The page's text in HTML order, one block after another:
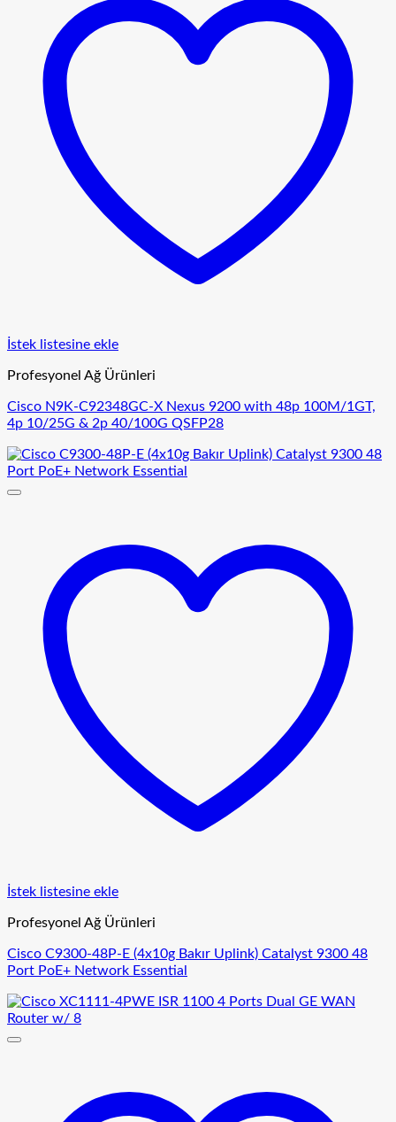
İstek listesine ekle
Profesyonel Ağ Ürünleri
Cisco N9K-C92348GC-X Nexus 9200 with 48p 100M/1GT,
4p 10/25G & 2p 40/100G QSFP28
İstek listesine ekle
Profesyonel Ağ Ürünleri
Cisco C9300-48P-E (4x10g Bakır Uplink) Catalyst 9300 48
Port PoE+ Network Essential